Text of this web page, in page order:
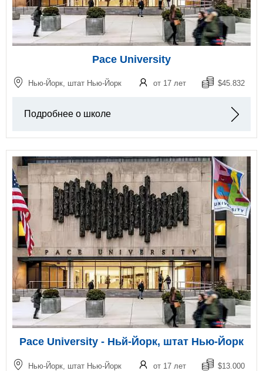
Pace University
Нью-Йорк, штат Нью-Йорк от 17 лет $45.832
Подробнее о школе
Pace University - Ньй-Йорк, штат Нью-Йорк
Нью-Йорк, штат Нью-Йорк от 17 лет $13.000